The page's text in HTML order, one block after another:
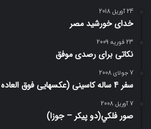
24 آوریل 2018
خدای خورشید مصر
23 فوریه 2009
نکاتی برای رصدی موفق
7 جولای 2008
سفر 4 ساله کاسینی (عکسهایی فوق العاده از زحل)
7 آوریل 2008
صور فلكي(دو پیکر – جوزا)